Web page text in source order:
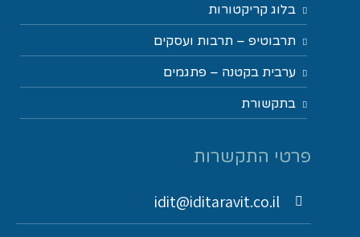
בלוג קריקטורות
תרבוטיפ – תרבות ועסקים
ערבית בקטנה – פתגמים
בתקשורת
פרטי התקשרות
idit@iditaravit.co.il